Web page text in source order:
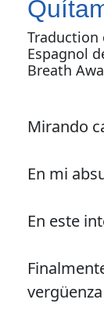
Traduction
Espagnol
Breath
Mirando
En mi
En este
vergüenza